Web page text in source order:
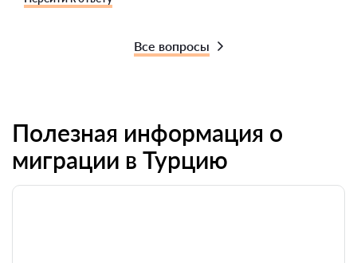
Все вопросы
Полезная информация о
миграции в Турцию